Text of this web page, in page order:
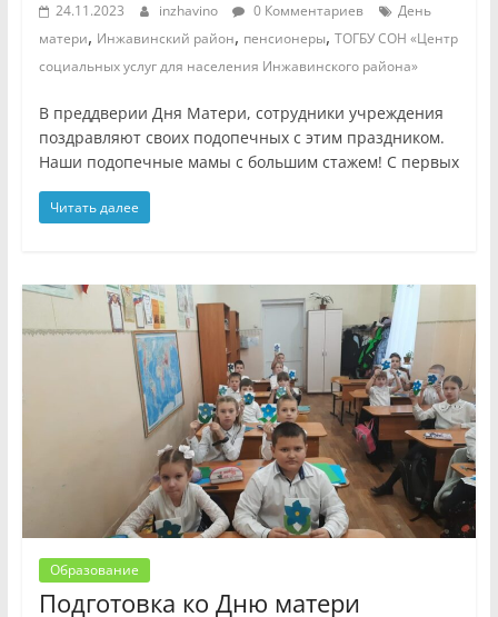
24.11.2023 inzhavino 0 Комментариев
День
матери, Инжавинский район, пенсионеры, ТОГБУ СОН «Центр
социальных услуг для населения Инжавинского района»
В преддверии Дня Матери, сотрудники учреждения
поздравляют своих подопечных с этим праздником.
Наши подопечные мамы с большим стажем! С первых
Читать далее
Образование
Подготовка ко Дню матери